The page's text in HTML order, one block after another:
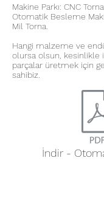
Makine Parkı: CNC
Otomatik Besleme
Mil Torna.
Hangi malzeme ve
olursa olsun, kesinlikle
parçalar üretmek için
sahibiz.
İndir -